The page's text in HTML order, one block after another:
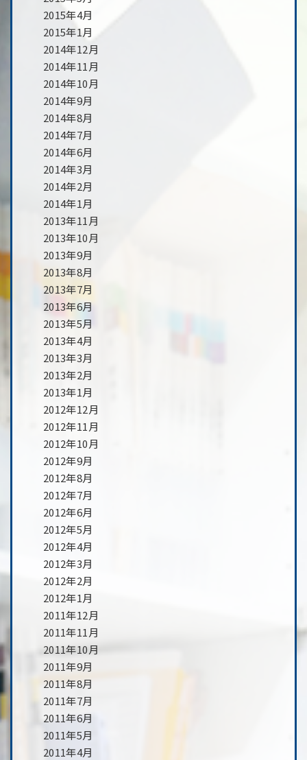
2015年4月
2015年1月
2014年12月
2014年11月
2014年10月
2014年9月
2014年8月
2014年7月
2014年6月
2014年3月
2014年2月
2014年1月
2013年11月
2013年10月
2013年9月
2013年8月
2013年7月
2013年6月
2013年5月
2013年4月
2013年3月
2013年2月
2013年1月
2012年12月
2012年11月
2012年10月
2012年9月
2012年8月
2012年7月
2012年6月
2012年5月
2012年4月
2012年3月
2012年2月
2012年1月
2011年12月
2011年11月
2011年10月
2011年9月
2011年8月
2011年7月
2011年6月
2011年5月
2011年4月